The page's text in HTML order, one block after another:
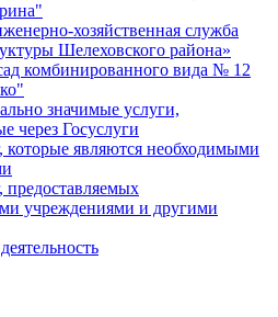
хозяйственная служба
Шелеховского района»
комбинированного вида № 12
значимые услуги,
через Госуслуги
которые являются необходимыми
предоставляемых
учреждениями и другими